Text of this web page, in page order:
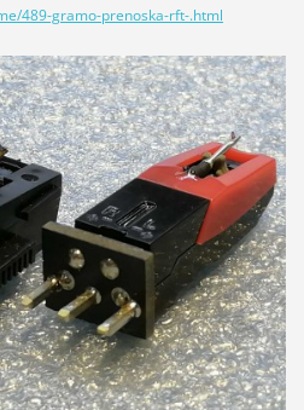
489-gramo-prenoska-rft-.html